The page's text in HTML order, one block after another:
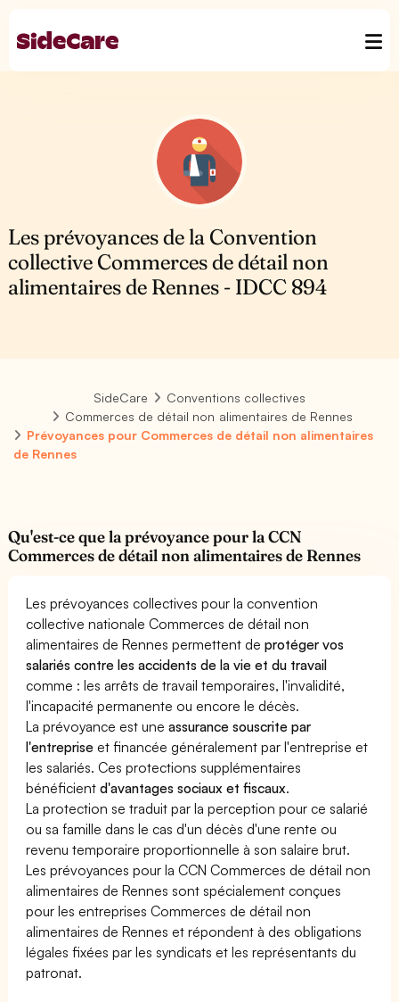
Les prévoyances de la Convention
collective Commerces de détail non
alimentaires de Rennes - IDCC 894
SideCare
Conventions collectives
Commerces de détail non alimentaires de Rennes
Prévoyances pour Commerces de détail non alimentaires
de Rennes
Qu'est-ce que la prévoyance pour la CCN
Commerces de détail non alimentaires de Rennes
Les prévoyances collectives pour la convention
collective nationale Commerces de détail non
alimentaires de Rennes permettent deprotéger vos
salariés contre les accidents de la vie et du travail
comme : les arrêts de travail temporaires, l'invalidité,
l'incapacité permanente ou encore le décès.
La prévoyance est uneassurance souscrite par
l'entreprise et financée généralement par l'entreprise et
les salariés. Ces protections supplémentaires
bénéficientd'avantages sociaux et fiscaux.
La protection se traduit par la perception pour ce salarié
ou sa famille dans le cas d'un décès d'une rente ou
revenu temporaire proportionnelle à son salaire brut.
Les prévoyances pour la CCN Commerces de détail non
alimentaires de Rennes sont spécialement conçues
pour les entreprises Commerces de détail non
alimentaires de Rennes et répondent à des obligations
légales fixées par les syndicats et les représentants du
patronat.